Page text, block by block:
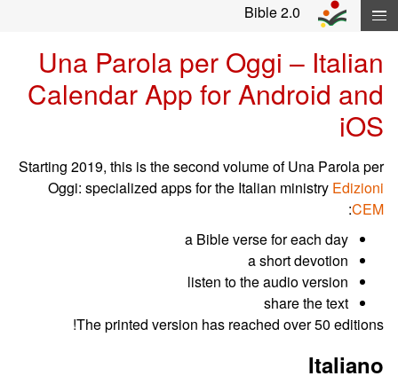
Skip navigation and move to Contents...
Bible 2.0
Una Parola per Oggi – Italian
Calendar App for Android and
iOS
Starting 2019, this is the second volume of Una Parola per
Oggi: specialized apps for the Italian ministry Edizioni
CEM
:
a Bible verse for each day
a short devotion
listen to the audio version
share the text
The printed version has reached over 50 editions!
Italiano